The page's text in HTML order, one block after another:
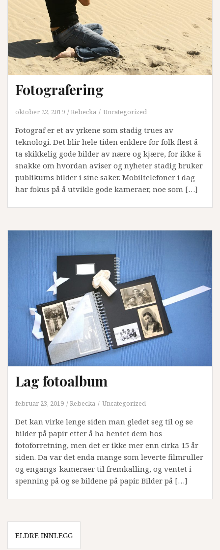
Fotografering
oktober 22, 2019 Rebecka Uncategorized
Fotograf er et av yrkene som stadig trues av
teknologi. Det blir hele tiden enklere for folk flest å
ta skikkelig gode bilder av nære og kjære, for ikke å
snakke om hvordan aviser og nyheter stadig bruker
publikums bilder i sine saker. Mobiltelefoner i dag
har fokus på å utvikle gode kameraer, noe som […]
Lag fotoalbum
februar 23, 2019 Rebecka Uncategorized
Det kan virke lenge siden man gledet seg til og se
bilder på papir etter å ha hentet dem hos
fotoforretning, men det er ikke mer enn cirka 15 år
siden. Da var det enda mange som leverte filmruller
og engangs-kameraer til fremkalling, og ventet i
spenning på og se bildene på papir. Bilder på […]
Innleggsnavigasjon
ELDRE INNLEGG